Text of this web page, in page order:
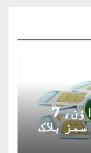
پی ٹی اے کا بڑا کریک ڈاؤن، 7